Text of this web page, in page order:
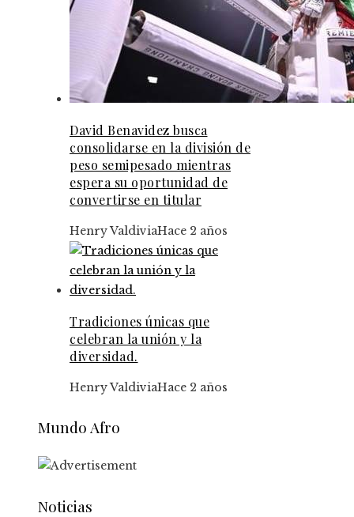
David Benavidez busca
consolidarse en la división de
peso semipesado mientras
espera su oportunidad de
convertirse en titular
Henry ValdiviaHace 2 años
Tradiciones únicas que
celebran la unión y la
diversidad.
Henry ValdiviaHace 2 años
Mundo Afro
Noticias